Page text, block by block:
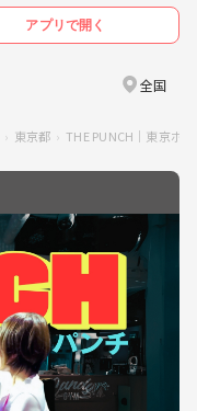
アプリで開く
全国
東京都 THE PUNCH｜東京ボ